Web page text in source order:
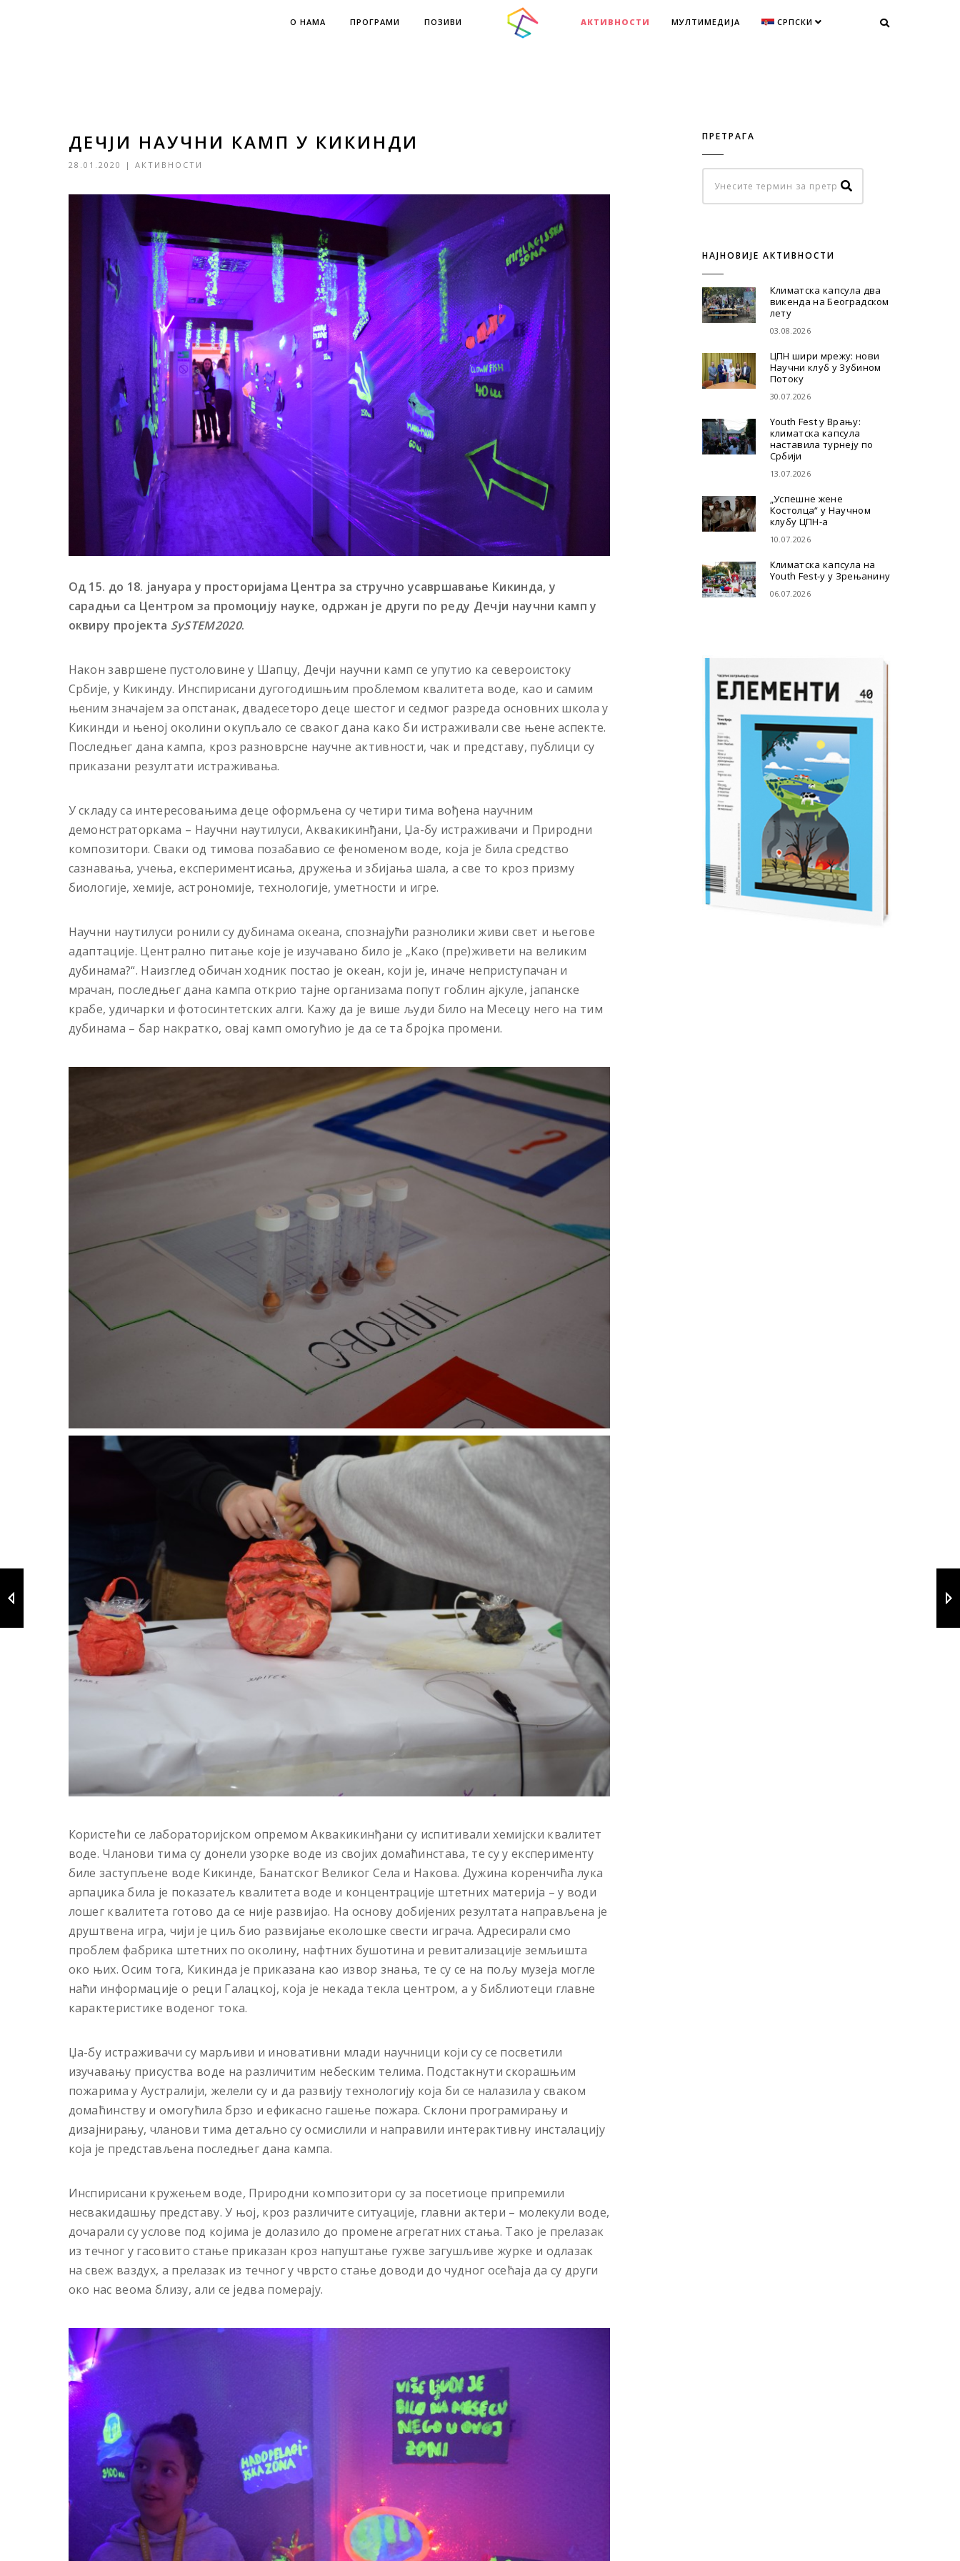
О НАМА ПРОГРАМИ ПОЗИВИ АКТИВНОСТИ МУЛТИМЕДИЈА СРПСКИ
ДЕЧЈИ НАУЧНИ КАМП У КИКИНДИ
28.01.2020 | АКТИВНОСТИ
Од 15. до 18. јануара у просторијама Центра за стручно усавршавање Кикинда, у
сарадњи са Центром за промоцију науке, одржан је други по реду Дечји научни камп у
оквиру пројекта SySTEM2020.
Након завршене пустоловине у Шапцу, Дечји научни камп се упутио ка североистоку
Србије, у Кикинду. Инспирисани дугогодишњим проблемом квалитета воде, као и самим
њеним значајем за опстанак, двадесеторо деце шестог и седмог разреда основних школа у
Кикинди и њеној околини окупљало се сваког дана како би истраживали све њене аспекте.
Последњег дана кампа, кроз разноврсне научне активности, чак и представу, публици су
приказани резултати истраживања.
У складу са интересовањима деце оформљена су четири тима вођена научним
демонстраторкама – Научни наутилуси, Аквакикинђани, Џа-бу истраживачи и Природни
композитори. Сваки од тимова позабавио се феноменом воде, која је била средство
сазнавања, учења, експериментисања, дружења и збијања шала, а све то кроз призму
биологије, хемије, астрономије, технологије, уметности и игре.
Научни наутилуси ронили су дубинама океана, спознајући разнолики живи свет и његове
адаптације. Централно питање које је изучавано било је „Како (пре)живети на великим
дубинама?“. Наизглед обичан ходник постао је океан, који је, иначе неприступачан и
мрачан, последњег дана кампа открио тајне организама попут гоблин ајкуле, јапанске
крабе, удичарки и фотосинтетских алги. Кажу да је више људи било на Месецу него на тим
дубинама – бар накратко, овај камп омогућио је да се та бројка промени.
Користећи се лабораторијском опремом Аквакикинђани су испитивали хемијски квалитет
воде. Чланови тима су донели узорке воде из својих домаћинстава, те су у експерименту
биле заступљене воде Кикинде, Банатског Великог Села и Накова. Дужина коренчића лука
арпаџика била је показатељ квалитета воде и концентрације штетних материја – у води
лошег квалитета готово да се није развијао. На основу добијених резултата направљена је
друштвена игра, чији је циљ био развијање еколошке свести играча. Адресирали смо
проблем фабрика штетних по околину, нафтних бушотина и ревитализације земљишта
око њих. Осим тога, Кикинда је приказана као извор знања, те су се на пољу музеја могле
наћи информације о реци Галацкој, која је некада текла центром, а у библиотеци главне
карактеристике воденог тока.
Џа-бу истраживачи су марљиви и иновативни млади научници који су се посветили
изучавању присуства воде на различитим небеским телима. Подстакнути скорашњим
пожарима у Аустралији, желели су и да развију технологију која би се налазила у сваком
домаћинству и омогућила брзо и ефикасно гашење пожара. Склони програмирању и
дизајнирању, чланови тима детаљно су осмислили и направили интерактивну инсталацију
која је представљена последњег дана кампа.
Инспирисани кружењем воде, Природни композитори су за посетиоце припремили
несвакидашњу представу. У њој, кроз различите ситуације, главни актери – молекули воде,
дочарали су услове под којима је долазило до промене агрегатних стања. Тако је прелазак
из течног у гасовито стање приказан кроз напуштање гужве загушљиве журке и одлазак
на свеж ваздух, а прелазак из течног у чврсто стање доводи до чудног осећаја да су други
око нас веома близу, али се једва померају.
ПРЕТРАГА
НАЈНОВИЈЕ АКТИВНОСТИ
Климатска капсула два
викенда на Београдском
лету
03.08.2026
ЦПН шири мрежу: нови
Научни клуб у Зубином
Потоку
30.07.2026
Youth Fest у Врању:
климатска капсула
наставила турнеју по
Србији
13.07.2026
„Успешне жене
Костолца“ у Научном
клубу ЦПН-а
10.07.2026
Климатска капсула на
Youth Fest-у у Зрењанину
06.07.2026